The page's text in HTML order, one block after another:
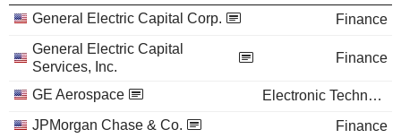
General Electric Capital Corp.
Finance
General Electric Capital
Services, Inc.
Finance
GE Aerospace
Electronic Technology
JPMorgan Chase & Co.
Finance